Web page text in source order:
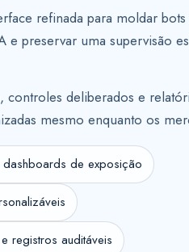
refinada para moldar
e preservar uma supervisão
controles deliberados e
mesmo enquanto os
de exposição
registros auditáveis